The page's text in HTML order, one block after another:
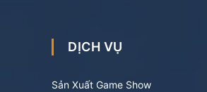
DỊCH VỤ
Sản Xuất Game Show